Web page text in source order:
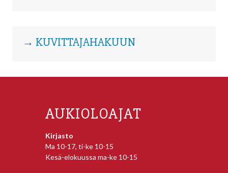
→ KUVITTAJAHAKUUN
AUKIOLOAJAT
Kirjasto
Ma 10-17, ti-ke 10-15
Kesä-elokuussa ma-ke 10-15